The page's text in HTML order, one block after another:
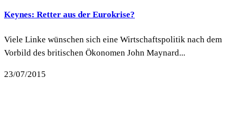
Keynes: Retter aus der Eurokrise?
Viele Linke wünschen sich eine Wirtschaftspolitik nach dem
Vorbild des britischen Ökonomen John Maynard...
23/07/2015